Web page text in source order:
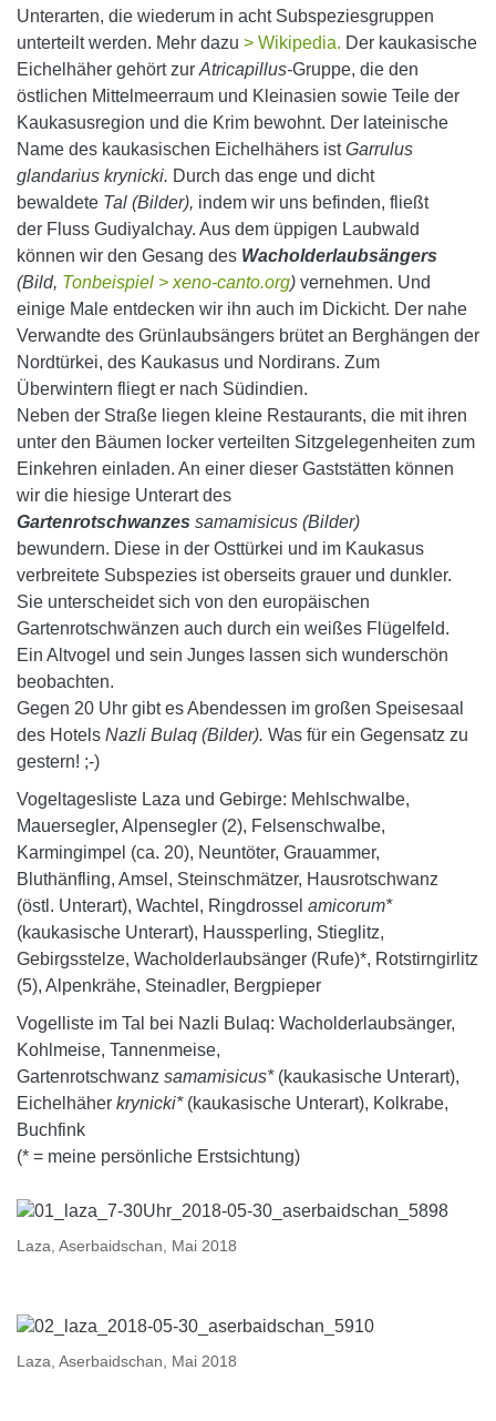
Unterarten, die wiederum in acht Subspeziesgruppen
unterteilt werden. Mehr dazu > Wikipedia. Der kaukasische
Eichelhäher gehört zur Atricapillus-Gruppe, die den
östlichen Mittelmeerraum und Kleinasien sowie Teile der
Kaukasusregion und die Krim bewohnt. Der lateinische
Name des kaukasischen Eichelhähers istGarrulus
glandarius krynicki. Durch das enge und dicht
bewaldete Tal (Bilder), indem wir uns befinden, fließt
der Fluss Gudiyalchay. Aus dem üppigen Laubwald
können wir den Gesang des Wacholderlaubsängers
(Bild, Tonbeispiel > xeno-canto.org) vernehmen. Und
einige Male entdecken wir ihn auch im Dickicht. Der nahe
Verwandte des Grünlaubsängers brütet an Berghängen der
Nordtürkei, des Kaukasus und Nordirans. Zum
Überwintern fliegt er nach Südindien.
Neben der Straße liegen kleine Restaurants, die mit ihren
unter den Bäumen locker verteilten Sitzgelegenheiten zum
Einkehren einladen. An einer dieser Gaststätten können
wir die hiesige Unterart des
Gartenrotschwanzes samamisicus (Bilder)
bewundern. Diese in der Osttürkei und im Kaukasus
verbreitete Subspezies ist oberseits grauer und dunkler.
Sie unterscheidet sich von den europäischen
Gartenrotschwänzen auch durch ein weißes Flügelfeld.
Ein Altvogel und sein Junges lassen sich wunderschön
beobachten.
Gegen 20 Uhr gibt es Abendessen im großen Speisesaal
des Hotels Nazli Bulaq (Bilder). Was für ein Gegensatz zu
gestern! ;-)
Vogeltagesliste Laza und Gebirge: Mehlschwalbe,
Mauersegler, Alpensegler (2), Felsenschwalbe,
Karmingimpel (ca. 20), Neuntöter, Grauammer,
Bluthänfling, Amsel, Steinschmätzer, Hausrotschwanz
(östl. Unterart), Wachtel, Ringdrossel amicorum*
(kaukasische Unterart), Haussperling, Stieglitz,
Gebirgsstelze, Wacholderlaubsänger (Rufe)*, Rotstirngirlitz
(5), Alpenkrähe, Steinadler, Bergpieper
Vogelliste im Tal bei Nazli Bulaq: Wacholderlaubsänger,
Kohlmeise, Tannenmeise,
Gartenrotschwanz samamisicus* (kaukasische Unterart),
Eichelhäher krynicki* (kaukasische Unterart), Kolkrabe,
Buchfink
(* = meine persönliche Erstsichtung)
Laza, Aserbaidschan, Mai 2018
Laza, Aserbaidschan, Mai 2018